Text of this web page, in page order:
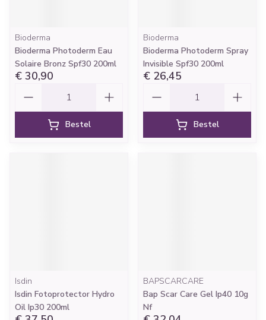
Bioderma
Bioderma Photoderm Eau
Solaire Bronz Spf30 200ml
€ 30,90
Bestel
Bioderma
Bioderma Photoderm Spray
Invisible Spf30 200ml
€ 26,45
Bestel
Isdin
Isdin Fotoprotector Hydro
Oil Ip30 200ml
BAPSCARCARE
Bap Scar Care Gel Ip40 10g
Nf